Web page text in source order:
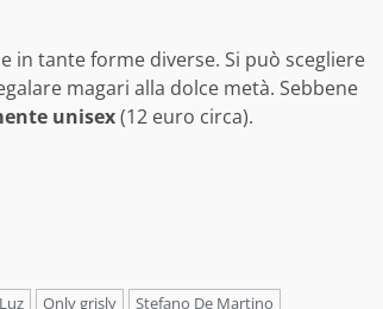
e in tante forme diverse. Si può scegliere
magari alla dolce metà. Sebbene
unisex(12 euro circa).
Luz Only grisly Stefano De Martino